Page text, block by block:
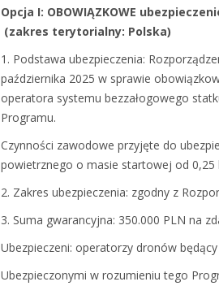
Opcja I: OBOWIĄZKOWE
(zakres terytorialny: Polska)
1. Podstawa ubezpieczenia:
października 2025 w sprawie
operatora systemu bezzałogowego
Programu.
Czynności zawodowe przyjęte do
powietrznego o masie startowej od 0,25
2. Zakres ubezpieczenia: zgodny z
3. Suma gwarancyjna: 350.000 PLN na
Ubezpieczeni: operatorzy dronów
Ubezpieczonymi w rozumieniu tego